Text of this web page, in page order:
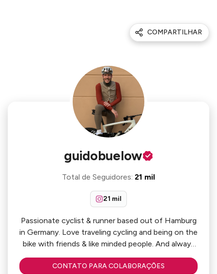
COMPARTILHAR
guidobuelow
Total de Seguidores: 21 mil
21 mil
Passionate cyclist & runner based out of Hamburg
in Germany. Love traveling cycling and being on the
bike with friends & like minded people. And always
open for coffee & cake. Strava profile over here:
www.strava.com/athletes/15632239
CONTATO PARA COLABORAÇÕES